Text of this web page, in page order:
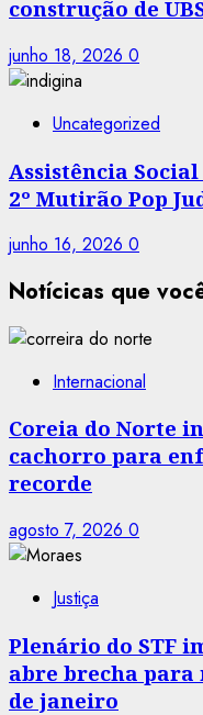
construção de
junho 18, 2026 0
Uncategorized
Assistência
2º Mutirão Pop
junho 16, 2026 0
Notícicas que
Internacional
Coreia do Norte
cachorro para
recorde
agosto 7, 2026 0
Justiça
Plenário do STF
abre brecha para
de janeiro